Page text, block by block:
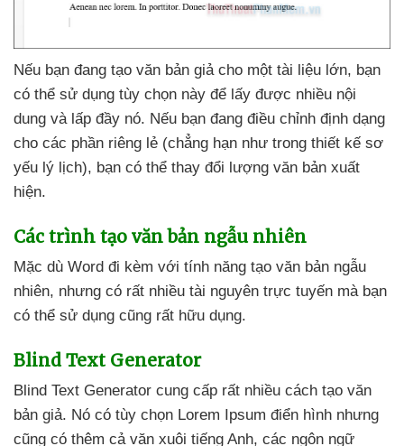
Nếu bạn đang tạo văn bản giả cho một tài liệu lớn, bạn
có thể sử dụng tùy chọn này để lấy được nhiều nội
dung và lấp đầy nó. Nếu bạn đang điều chỉnh định dạng
cho các phần riêng lẻ (chẳng hạn như trong thiết kế sơ
yếu lý lịch), bạn có thể thay đổi lượng văn bản xuất
hiện.
Các trình tạo văn bản ngẫu nhiên
Mặc dù Word đi kèm với tính năng tạo văn bản ngẫu
nhiên, nhưng có rất nhiều tài nguyên trực tuyến mà bạn
có thể sử dụng cũng rất hữu dụng.
Blind Text Generator
Blind Text Generator cung cấp rất nhiều cách tạo văn
bản giả. Nó có tùy chọn Lorem Ipsum điển hình nhưng
cũng có thêm cả văn xuôi tiếng Anh, các ngôn ngữ